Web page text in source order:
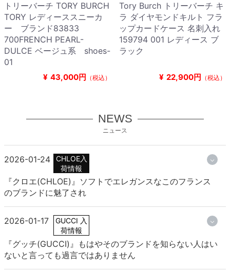
トリーバーチ TORY BURCH
TORY レディーススニーカ
ー ブランド83833
700FRENCH PEARL-
DULCE ベージュ系 shoes-
01
¥ 43,000円 （税込）
Tory Burch トリーバーチ キ
ラ ダイヤモンドキルト フラ
ップカードケース 名刺入れ
159794 001 レディース ブ
ラック
¥ 22,900円 （税込）
NEWS
ニュース
2026-01-24
CHLOE入
荷情報
『クロエ(CHLOE)』ソフトでエレガンスなこのフランス
のブランドに魅了され
2026-01-17
GUCCI 入
荷情報
『グッチ(GUCCI)』もはやそのブランドを知らない人はい
ないと言っても過言ではありません